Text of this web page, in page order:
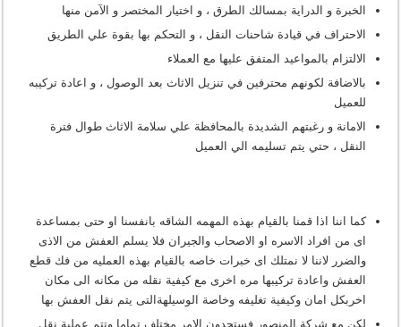
الخبرة و الدراية بمسالك الطرق ، و اختيار المختصر و الآمن منها
الاحتراف في قيادة شاحنات النقل ، و التحكم بها بقوة علي الطريق
الالتزام بالمواعيد المتفق عليها مع العملاء
بالاضافة لكونهم محترفين في تنزيل الاثاث بعد الوصول ، و اعادة تركيبه
للعميل
الامانة و رغبتهم الشديدة بالمحافظة علي سلامة الاثاث طوال فترة
النقل ، حتي يتم تسليمه الي العميل
كما اننا اذا قمنا بالقيام بهذه المهمه الشاقه بانفسنا او حتى بمساعدة
اى من افراد الاسره او الاصحاب والجيران فلا يسلم العفش من الاذى
والضرر لاننا لا نمتلك اى خبرات خاصه بالقيام بهذه العمليه من فك قطع
العفش واعادة تركيبها مره اخرى مع كيفية نقله من مكانه الى مكان
اخربكل امان وكيفية تغليفه وخاصة الوسيلهةالتى يتم نقل العفش بها
لكن مع شركة المنصور فستجدون الامر مختلف تماما وتتم عملية نقل